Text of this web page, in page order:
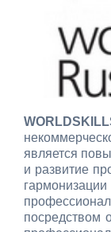
является
и развитие
посредством